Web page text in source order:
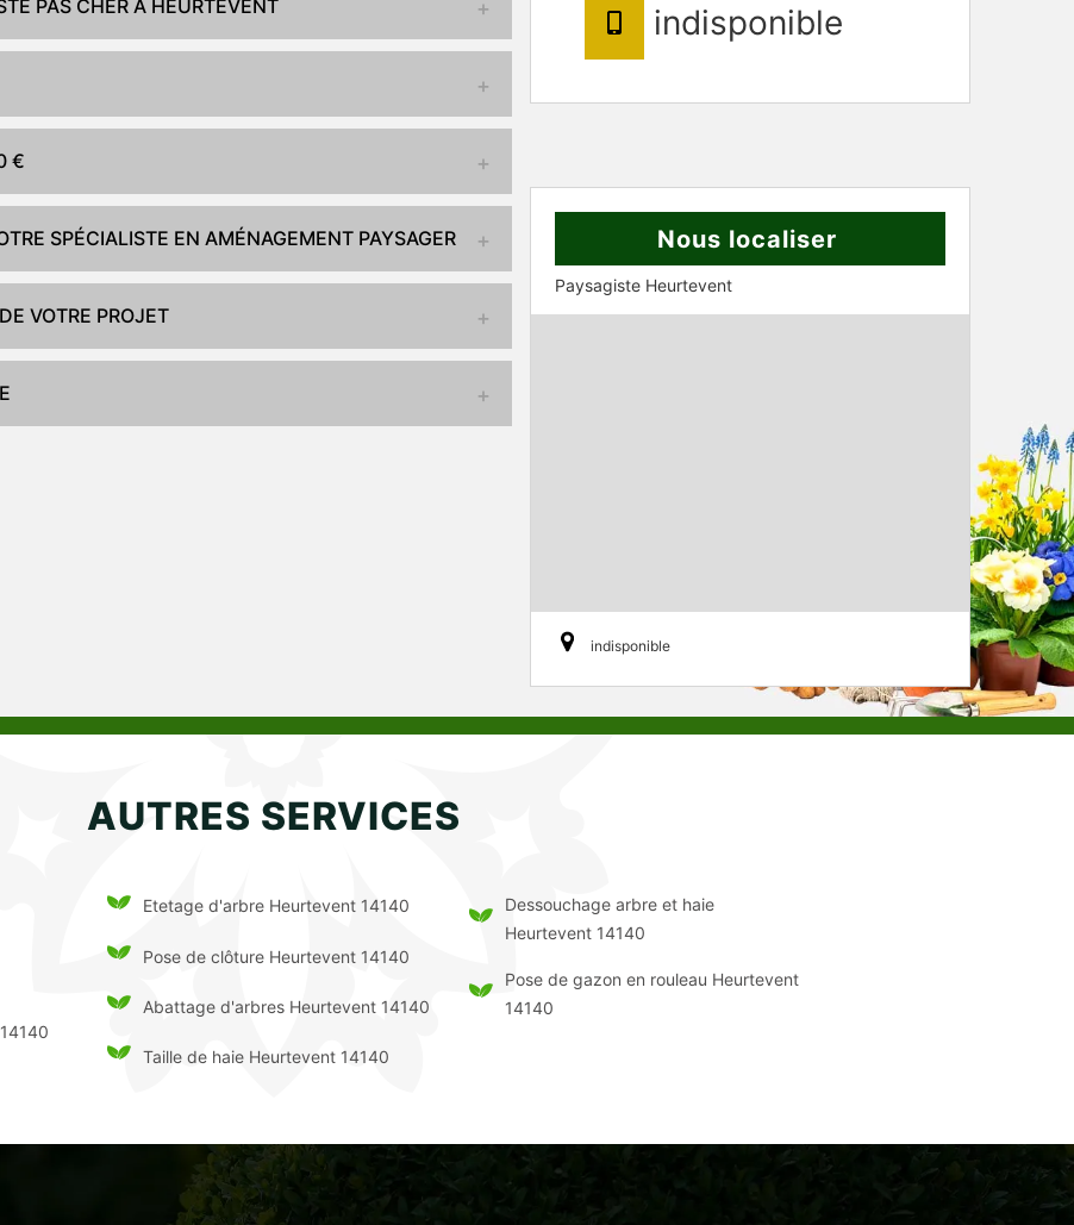
PAS CHER À HEURTEVENT
€
SPÉCIALISTE EN AMÉNAGEMENT PAYSAGER
VOTRE PROJET
indisponible
Nous localiser
Paysagiste Heurtevent
indisponible
AUTRES SERVICES
Etetage d'arbre Heurtevent 14140
Pose de clôture Heurtevent 14140
Abattage d'arbres Heurtevent 14140
Taille de haie Heurtevent 14140
Dessouchage arbre et haie
Heurtevent 14140
Pose de gazon en rouleau Heurtevent
14140